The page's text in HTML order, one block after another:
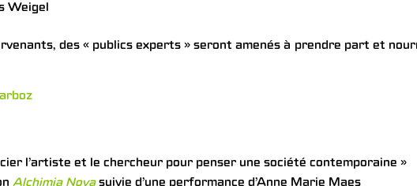
Weigel
des « publics experts » seront amenés à prendre part et
l’artiste et le chercheur pour penser une société contemporaine »
Alchimia Novasuivie d’une performance d’Anne Marie Maes